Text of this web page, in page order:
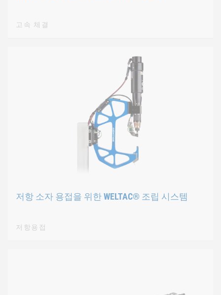
고속 체결
저항 소자 용접을 위한 WELTAC® 조립 시스템
저항용접